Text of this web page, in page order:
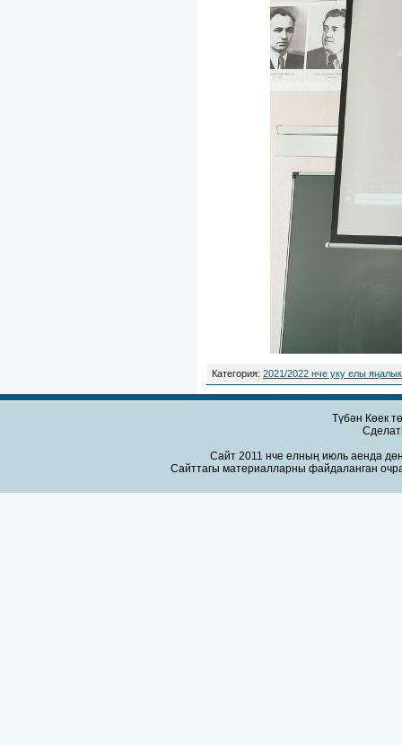
Категория: 2021/2022 нче уку елы
Түбән Көек
Сайт 2011 нче елның июль аенда
Сайттагы материалларны файдаланган